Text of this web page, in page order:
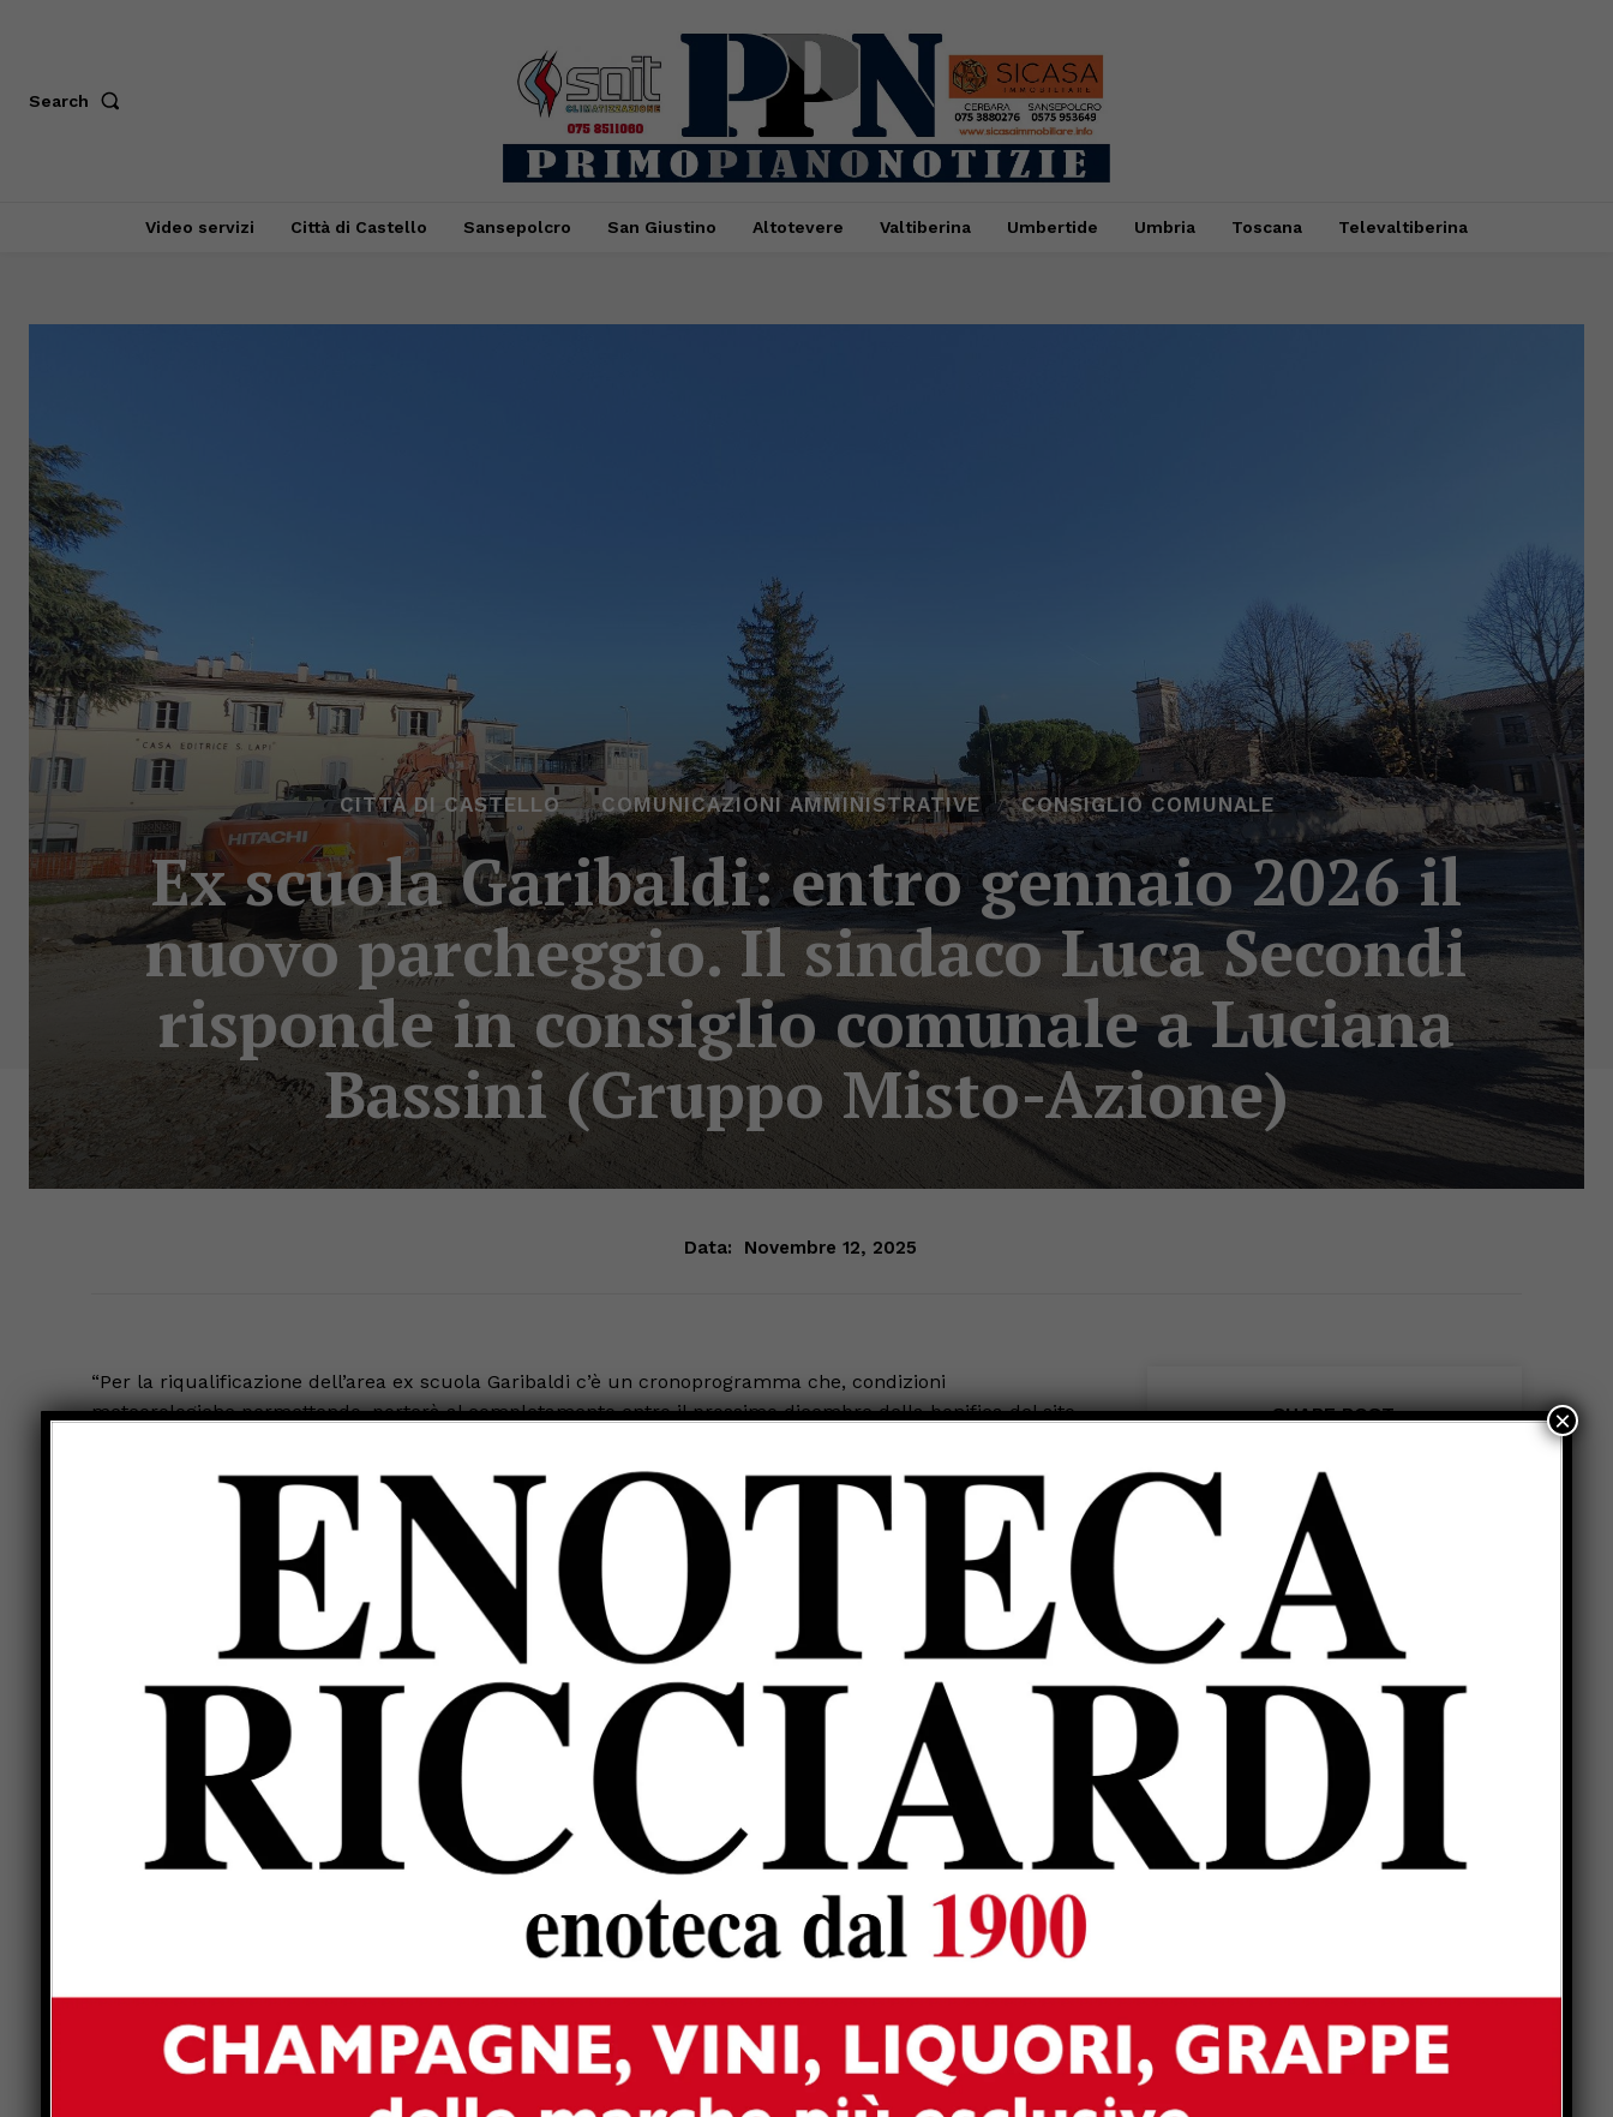
Search
Video servizi Città di Castello Sansepolcro San Giustino Altotevere Valtiberina Umbertide Umbria Toscana Televaltiberina
CITTÀ DI CASTELLO COMUNICAZIONI AMMINISTRATIVE CONSIGLIO COMUNALE
Ex scuola Garibaldi: entro gennaio 2026 il
nuovo parcheggio. Il sindaco Luca Secondi
risponde in consiglio comunale a Luciana
Bassini (Gruppo Misto-Azione)
Data: Novembre 12, 2025
“Per la riqualificazione dell’area ex scuola Garibaldi c’è un cronoprogramma che, condizioni
meteorologiche permettendo, porterà al completamento entro il prossimo dicembre della bonifica del sito
ha precisato il sindaco Luca Secondi, rispondendo alla richiesta di aggiornamenti da parte di Luciana
Bassini (Gruppo Misto-Azione) durante la fase delle comunicazioni che ha aperto l’ultima seduta del
consiglio comunale. La rappresentante della minoranza aveva espresso l’esigenza di conoscere “la
roadmap per l’eliminazione dei detriti prodotti dalla demolizione e i tempi per la realizzazione del
L’autorizzazione ambientale della Regione per l’avvio della procedura di frantumazione delle macerie
provenienti dalla demolizione dell’edificio che ospitava la scuola è già arrivata. All’inizio della prossima
settimana inizieranno le operazioni di sbriciolamento dei materiali recuperabili, che saranno effettuate
direttamente nell’area di intervento mediante un macchinario mobile di ultima generazione, al fine di
ridurre i costi di trasporto e di facilitare il riutilizzo dei residui delle mura dello stabile. “Buona parte delle
macerie verrà riutilizzata per riempire lo scavo che resterà dopo l’abbattimento del piano interrato e delle
fondazioni dell’ex scuola e per comporre la massicciata che farà da il sottofondo ai parcheggi”, ha spiegato
Secondi. Come già reso noto, l’intervento da 350 mila euro complessivi, con cui l’amministrazione
comunale di Città di Castello risanerà e riqualificherà l’area urbana che si trova alle porte del centro
storico, prevede l’allestimento di un parcheggio con 93 posti completamente gratuiti, di cui tre riservati a
persone con disabilità. Il posteggio, che occuperà l’antico perimetro della palazzina in via di
La realizzazione di nuovi parcheggi prevedrà le seguenti fasi: rimozione della vegetazione esistente;
scoticamento del terreno con l’utilizzo dei mezzi meccanici nelle aree dove si andranno a realizzare i nuovi
parcheggi e la viabilità interna; riempimento dei volumi del piano interrato e delle fondazioni con il
SHARE POST: ×